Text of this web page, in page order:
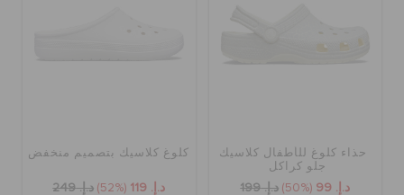
حالة الطلبية
حذاء كلوغ للأطفال كلاسيك
جلو كراكل
د.إ. 99 (50%) د.إ. 199
كلوغ كلاسيك بتصميم منخفض
د.إ. 119 (52%) د.إ. 249